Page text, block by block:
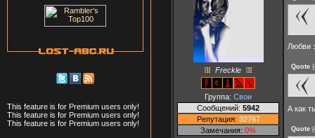
This feature is for Premium users only!
This feature is for Premium users only!
This feature is for Premium users only!
Freckle
Группа: Свои
Сообщений: 5942
Репутация: 32767
Замечания: 0%
Любви
Quote (
А как
Quote (